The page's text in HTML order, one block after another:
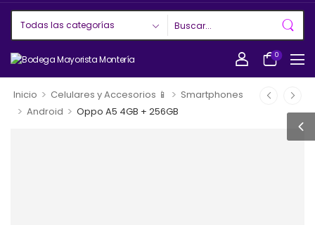
0
Inicio > Celulares y Accesorios 📱 > Smartphones
> Android > Oppo A5 4GB + 256GB